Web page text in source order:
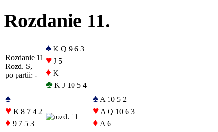
Rozdanie 11.
Rozdanie 11
Rozd. S,
po partii: -
♠ K Q 9 6 3
♥ J 5
♦ K
♣ K J 10 5 4
♠
♥ K 8 7 4 2
♦ 9 7 5 3
♠ A 10 5 2
♥ A Q 10 6 3
♦ A 6